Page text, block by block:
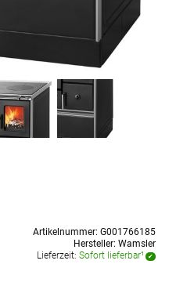
Artikelnummer: G001766185
Hersteller: Wamsler
Lieferzeit: Sofort lieferbar¹